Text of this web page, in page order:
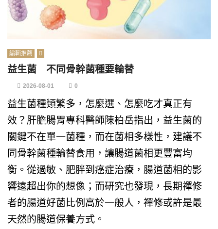
編輯推薦
益生菌 不同骨幹菌種要輪替
2026-08-01 0
益生菌種類繁多，怎麼選、怎麼吃才真正有
效？肝膽腸胃專科醫師陳柏岳指出，益生菌的
關鍵不在單一菌種，而在菌相多樣性，建議不
同骨幹菌種輪替食用，讓腸道菌相更豐富均
衡。從過敏、肥胖到癌症治療，腸道菌相的影
響遠超出你的想像；而研究也發現，長期禪修
者的腸道好菌比例高於一般人，禪修或許是最
天然的腸道保養方式。